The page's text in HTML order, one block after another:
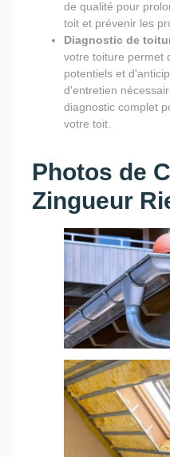
de qualité pour
toit et prévenir les
Diagnostic de
votre toiture permet
potentiels et
d'entretien
diagnostic complet
votre toit.
Photos de
Zingueur